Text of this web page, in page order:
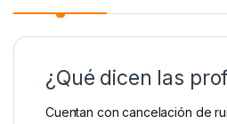
¿Qué dicen las
Cuentan con cancelación de